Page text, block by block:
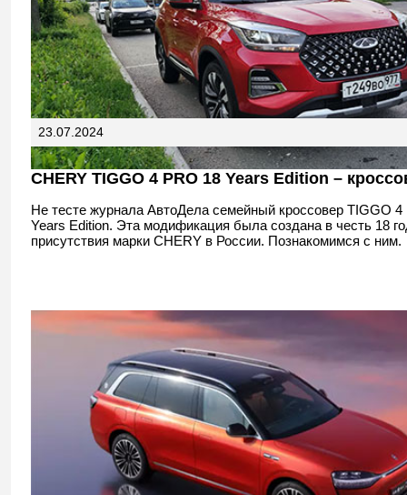
23.07.2024
CHERY TIGGO 4 PRO 18 Years Edition –
Не тесте журнала АвтоДела семейный кроссовер TIGGO 4
Years Edition. Эта модификация была создана в честь 18
присутствия марки CHERY в России. Познакомимся с ним.